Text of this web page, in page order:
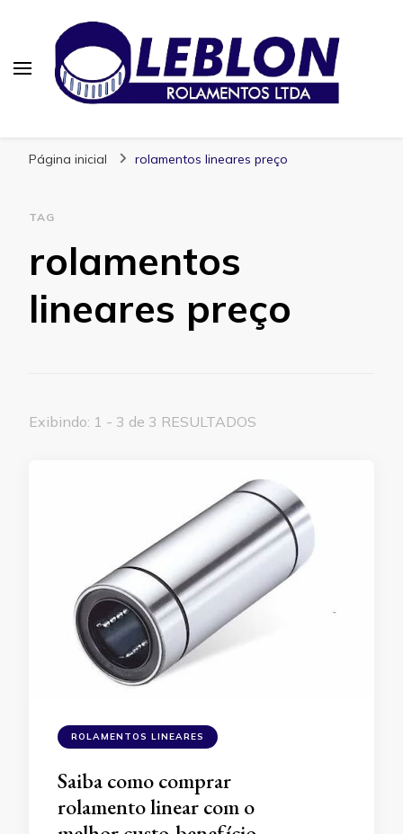
Página inicial rolamentos lineares preço
TAG
rolamentos
lineares preço
Exibindo: 1 - 3 de 3 RESULTADOS
ROLAMENTOS LINEARES
Saiba como comprar
rolamento linear com o